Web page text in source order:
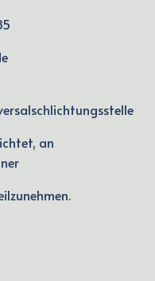
an